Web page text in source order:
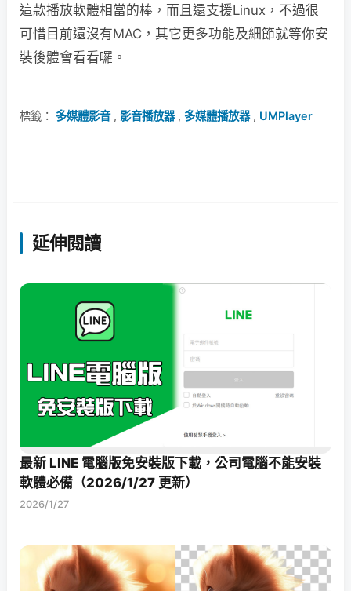
這款播放軟體相當的棒，而且還支援Linux，不過很
可惜目前還沒有MAC，其它更多功能及細節就等你安
裝後體會看看囉。
標籤： 多媒體影音, 影音播放器, 多媒體播放器, UMPlayer
延伸閱讀
最新 LINE 電腦版免安裝版下載，公司電腦不能安裝
軟體必備（2026/1/27 更新）
2026/1/27